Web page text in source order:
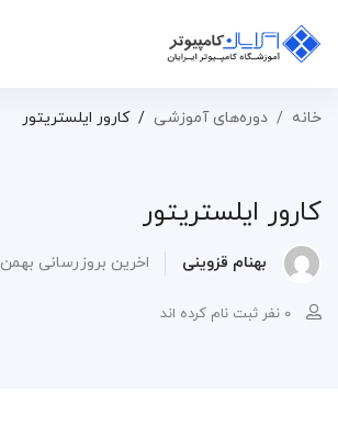
خانه دوره‌های آموزشی کارور ایلستریتور
کارور ایلستریتور
بهنام قزوینی اخرین بروزرسانی بهمن ۷, ۱۴۰۳
۰ نفر ثبت نام کرده اند